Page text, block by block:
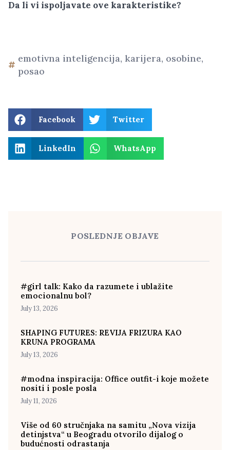
Da li vi ispoljavate ove karakteristike?
emotivna inteligencija, karijera, osobine,
posao
Facebook Twitter
LinkedIn WhatsApp
POSLEDNJE OBJAVE
#girl talk: Kako da razumete i ublažite
emocionalnu bol?
July 13, 2026
SHAPING FUTURES: REVIJA FRIZURA KAO
KRUNA PROGRAMA
July 13, 2026
#modna inspiracija: Office outfit-i koje možete
nositi i posle posla
July 11, 2026
Više od 60 stručnjaka na samitu „Nova vizija
detinjstva“ u Beogradu otvorilo dijalog o
budućnosti odrastanja